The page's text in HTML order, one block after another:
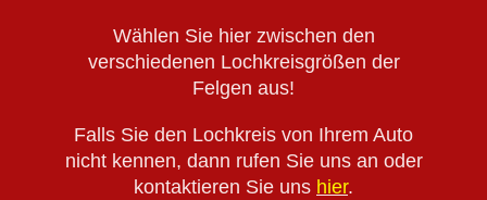
Wählen Sie hier zwischen den
verschiedenen Lochkreisgrößen der
Felgen aus!
Falls Sie den Lochkreis von Ihrem Auto
nicht kennen, dann rufen Sie uns an oder
kontaktieren Sie uns hier.